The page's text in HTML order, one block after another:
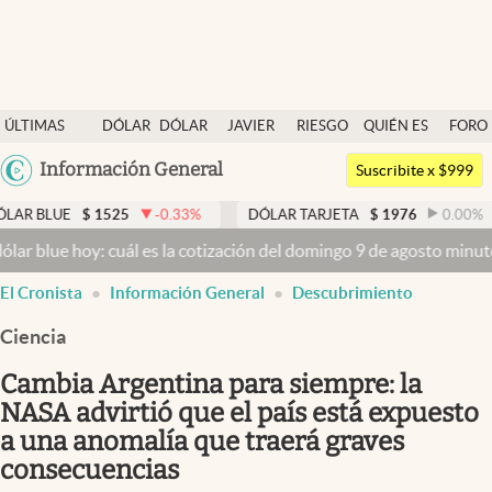
ÚLTIMAS
NOTICIAS
DÓLAR
DÓLAR
JAVIER
RIESGO
QUIÉN ES
QUIÉN
FORO
Argentina
México
Colombia
Información General
Dólar
Members
Economía y Política
Finanzas y Mercados
Mercados Online
Negocios
Columnistas
Otras secciones
Apertura
Suscribite x $999
1525 -0.33% DÓLAR TARJETA $ 1976 0.00% DÓLAR
cuál es la cotización del domingo 9 de agosto minuto a minuto
El Cronista Información General Descubrimiento
Ciencia
Cambia Argentina para siempre: la
NASA advirtió que el país está expuesto
a una anomalía que traerá graves
consecuencias